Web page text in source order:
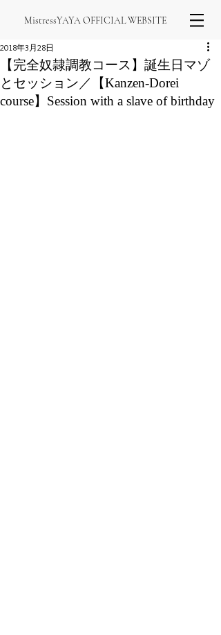
MistressYAYA OFFICIAL WEBSITE
【完全奴隷調教コース】誕生日マゾ
とセッション／【Kanzen-Dorei
course】Session with a slave of birthday
2018年3月28日